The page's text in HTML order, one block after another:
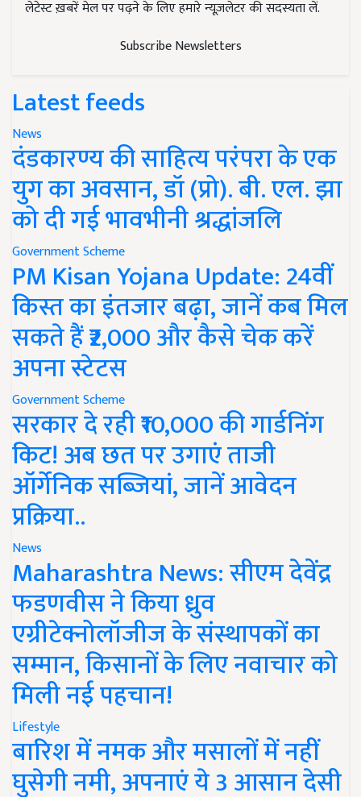
लेटेस्ट ख़बरें मेल पर पढ़ने के लिए हमारे न्यूज़लेटर की सदस्यता लें.
Subscribe Newsletters
Latest feeds
News
दंडकारण्य की साहित्य परंपरा के एक
युग का अवसान, डॉ (प्रो). बी. एल. झा
को दी गई भावभीनी श्रद्धांजलि
Government Scheme
PM Kisan Yojana Update: 24वीं
किस्त का इंतजार बढ़ा, जानें कब मिल
सकते हैं ₹2,000 और कैसे चेक करें
अपना स्टेटस
Government Scheme
सरकार दे रही ₹10,000 की गार्डनिंग
किट! अब छत पर उगाएं ताजी
ऑर्गेनिक सब्जियां, जानें आवेदन
प्रक्रिया..
News
Maharashtra News: सीएम देवेंद्र
फडणवीस ने किया ध्रुव
एग्रीटेक्नोलॉजीज के संस्थापकों का
सम्मान, किसानों के लिए नवाचार को
मिली नई पहचान!
Lifestyle
बारिश में नमक और मसालों में नहीं
घुसेगी नमी, अपनाएं ये 3 आसान देसी